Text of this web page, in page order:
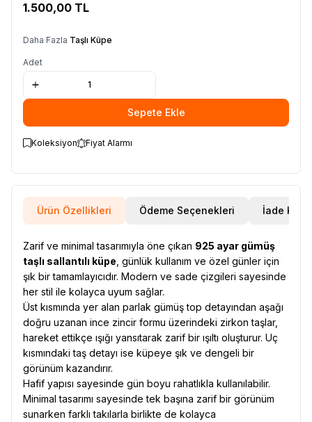
1.500,00 TL
Daha Fazla Taşlı Küpe
Adet
Sepete Ekle
Koleksiyon Fiyat Alarmı
Ürün Özellikleri Ödeme Seçenekleri İade
Zarif ve minimal tasarımıyla öne çıkan 925 ayar gümüş
taşlı sallantılı küpe , günlük kullanım ve özel günler için
şık bir tamamlayıcıdır. Modern ve sade çizgileri sayesinde
her stil ile kolayca uyum sağlar.
Üst kısmında yer alan parlak gümüş top detayından aşağı
doğru uzanan ince zincir formu üzerindeki zirkon taşlar,
hareket ettikçe ışığı yansıtarak zarif bir ışıltı oluşturur. Uç
kısmındaki taş detayı ise küpeye şık ve dengeli bir
görünüm kazandırır.
Hafif yapısı sayesinde gün boyu rahatlıkla kullanılabilir.
Minimal tasarımı sayesinde tek başına zarif bir görünüm
sunarken farklı takılarla birlikte de kolayca